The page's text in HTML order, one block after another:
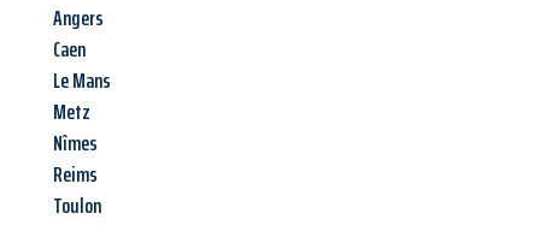
Angers
Caen
Le Mans
Metz
Nîmes
Reims
Toulon